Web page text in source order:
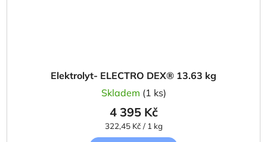
Elektrolyt- ELECTRO DEX® 13.63 kg
Skladem (1 ks)
4 395 Kč
Měrná
cena:
322,45 Kč / 1 kg